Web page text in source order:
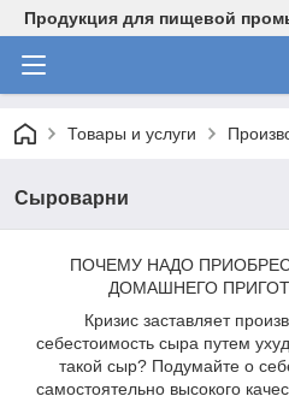
Продукция для пищевой
Товары и услуги
Сыроварни
ПОЧЕМУ НАДО
ДОМАШНЕГО
Кризис заставляет
себестоимость сыра путем
такой сыр? Подумайте о
самостоятельно высокого